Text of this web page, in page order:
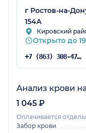
г Ростов-на-
154А
Кировский
Открыто до
+7 (863) 308-47-39
Анализ крови
1 045 ₽
Оплачивается
Забор крови